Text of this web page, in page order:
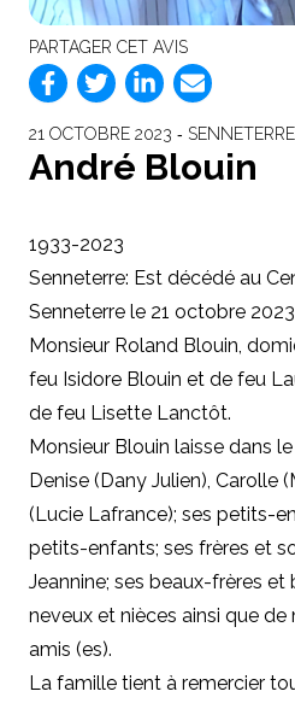
PARTAGER CET AVIS
21 OCTOBRE 2023 ‐ SENNETERRE
André Blouin
1933-2023
Senneterre: Est décédé au
Senneterre le 21 octobre
Monsieur Roland Blouin,
feu Isidore Blouin et de feu
de feu Lisette Lanctôt.
Monsieur Blouin laisse dans
Denise (Dany Julien), Carolle
(Lucie Lafrance); ses petits-
petits-enfants; ses frères et
Jeannine; ses beaux-frères et
neveux et nièces ainsi que
amis (es).
La famille tient à remercier